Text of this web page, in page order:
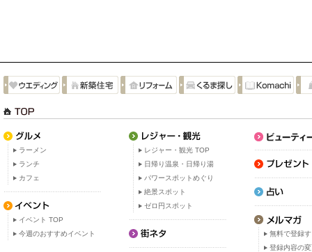
ラーメン
ランチ
カフェ
イベント TOP
今週のおすすめイベント
レジャー・観光 TOP
日帰り温泉・日帰り湯
パワースポットめぐり
絶景スポット
ゼロ円スポット
無料で登録
登録内容の